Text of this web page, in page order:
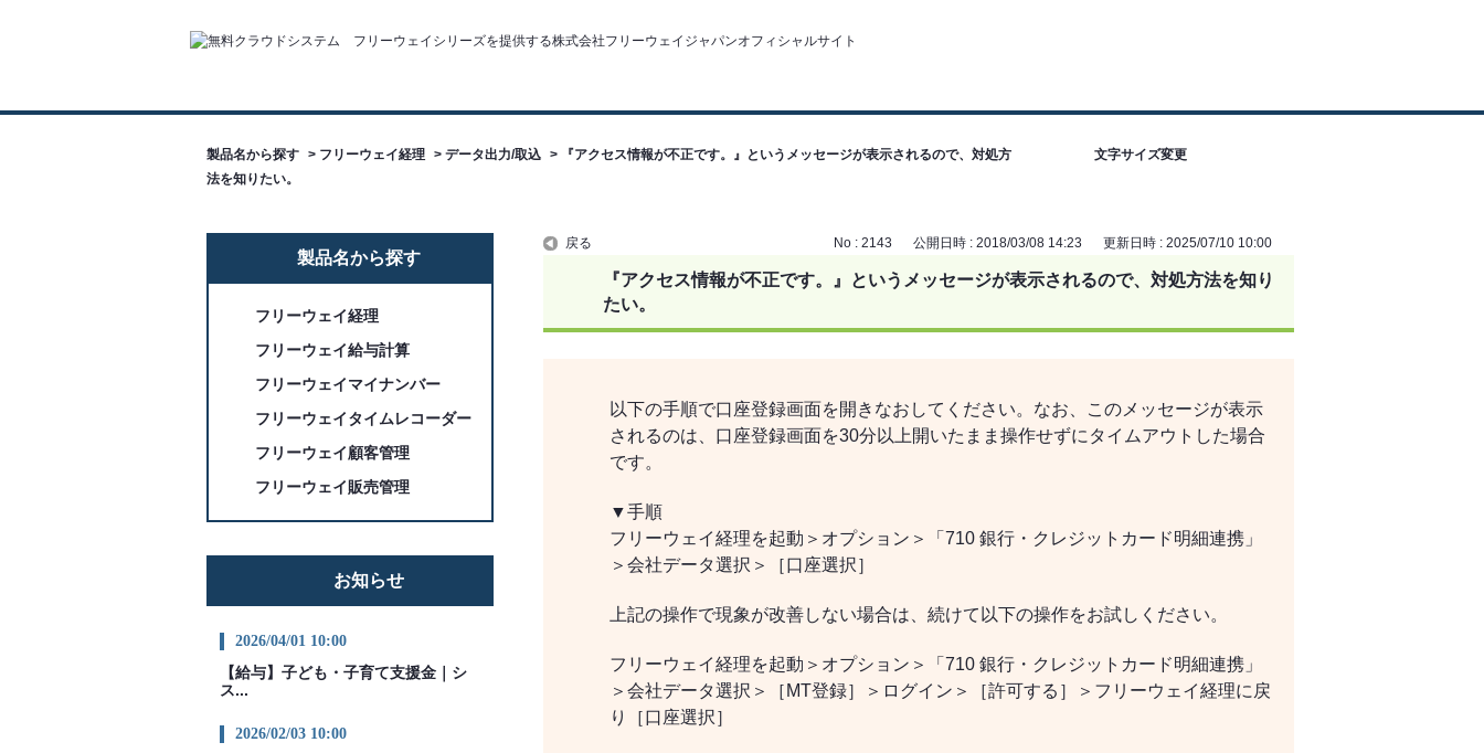
文字サイズ変更
製品名から探す > フリーウェイ経理 > データ出力/取込 >
『アクセス情報が不正です。』というメッセージが表示されるので、対処方
法を知りたい。
製品名から探す
フリーウェイ経理
フリーウェイ給与計算
フリーウェイマイナンバー
フリーウェイタイムレコーダー
フリーウェイ顧客管理
フリーウェイ販売管理
お知らせ
2026/04/01 10:00
【給与】子ども・子育て支援金｜シ
ス...
2026/02/03 10:00
戻る No : 2143 公開日時 : 2018/03/08 14:23 更新日時 : 2025/07/10 10:00
『アクセス情報が不正です。』というメッセージが表示されるので、対処方法を知り
たい。
以下の手順で口座登録画面を開きなおしてください。なお、
このメッセージが表示
されるのは、口座登録画面を30分以上開いたまま操作せずにタイムアウトした場合
です。
▼手順
フリーウェイ経理を起動＞オプション＞「710 銀行・クレジットカード明細連携」
＞会社データ選択＞［口座選択］
上記の操作で現象が改善しない場合は、続けて以下の操作をお試しください。
フリーウェイ経理を起動＞オプション＞「710 銀行・クレジットカード明細連携」
＞会社データ選択＞［MT登録］＞ログイン＞［許可する］＞フリーウェイ経理に戻
り［口座選択］